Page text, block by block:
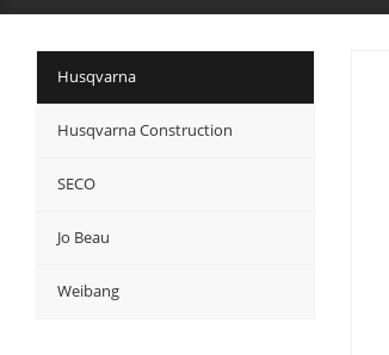
Husqvarna
Husqvarna Construction
SECO
Jo Beau
Weibang